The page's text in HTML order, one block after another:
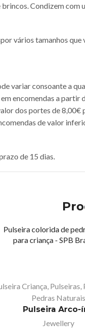
Condizem
vários tamanhos
variar consoante a
encomendas a partir
dos portes de
de valor
de 15 dias.
Criança, Pulseiras,
Pedras Naturais
Pulseira Arco-
Jewellery